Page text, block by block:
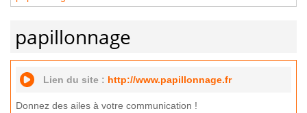
papillonnage
Lien du site : http://www.papillonnage.fr
Donnez des ailes à votre communication !